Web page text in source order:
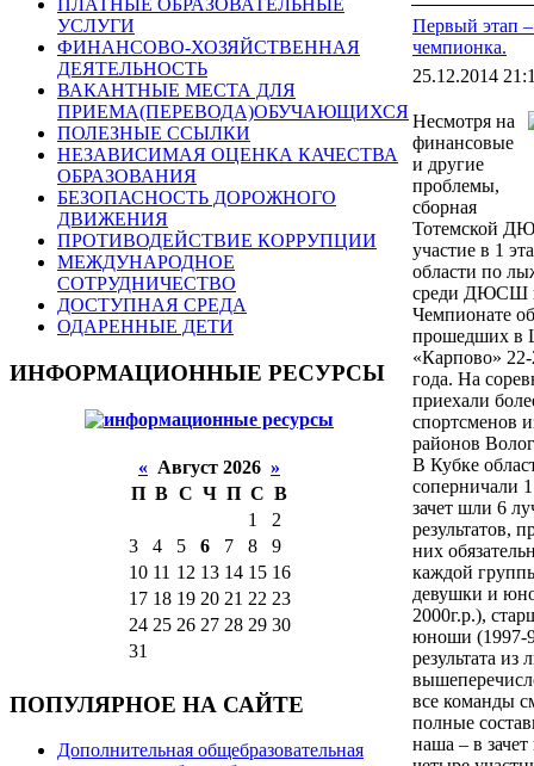
ПЛАТНЫЕ ОБРАЗОВАТЕЛЬНЫЕ
УСЛУГИ
ФИНАНСОВО-ХОЗЯЙСТВЕННАЯ
ДЕЯТЕЛЬНОСТЬ
ВАКАНТНЫЕ МЕСТА ДЛЯ
ПРИЕМА(ПЕРЕВОДА)ОБУЧАЮЩИХСЯ
ПОЛЕЗНЫЕ ССЫЛКИ
НЕЗАВИСИМАЯ ОЦЕНКА КАЧЕСТВА
ОБРАЗОВАНИЯ
БЕЗОПАСНОСТЬ ДОРОЖНОГО
ДВИЖЕНИЯ
ПРОТИВОДЕЙСТВИЕ КОРРУПЦИИ
МЕЖДУНАРОДНОЕ
СОТРУДНИЧЕСТВО
ДОСТУПНАЯ СРЕДА
ОДАРЕННЫЕ ДЕТИ
ИНФОРМАЦИОННЫЕ РЕСУРСЫ
« Август 2026 »
П В С Ч П С В
1
2
3
4 5 6 7 8
9
10 11 12 13 14 15 16
17 18 19 20 21 22 23
24 25 26 27 28 29 30
31
ПОПУЛЯРНОЕ НА САЙТЕ
Дополнительная общебразовательная
Первый этап –
чемпионка.
25.12.2014
Несмотря на
финансовые
и другие
проблемы,
сборная
Тотемской
участие в 1
области по
среди ДЮСШ
Чемпионате
прошедших
«Карпово»
года. На
приехали
спортсменов
районов
В Кубке
соперничали
зачет шли 6
результатов,
них
каждой
девушки и
2000г.р.),
юноши (1997-
результата из
все команды
полные
наша – в